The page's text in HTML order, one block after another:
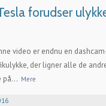
forudser
video er endnu en
der ligner alle de
på... Mere